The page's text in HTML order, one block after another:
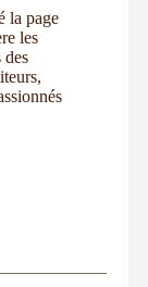
la page
les
des